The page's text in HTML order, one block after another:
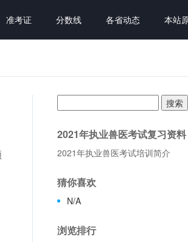
准考证 分数线 各省动态 本站
索：
2021年执业兽医考试复习资料
2021年执业兽医考试培训简介
猜你喜欢
N/A
浏览排行